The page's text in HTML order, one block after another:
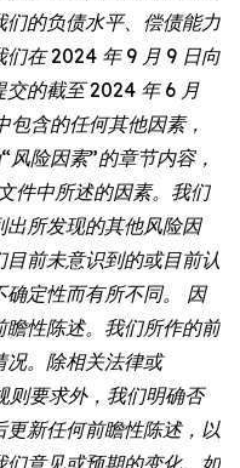
的负债水平、偿债能力
在 2024 年 9 月 9 日向
交的截至 2024 年 6 月
含的任何其他因素，
险因素”的章节内容，
件中所述的因素。我们
出所发现的其他风险因
前未意识到的或目前认
定性而有所不同。 因
性陈述。我们所作的前
况。除相关法律或
要求外，我们明确否
新任何前瞻性陈述，以
意见或预期的变化。如